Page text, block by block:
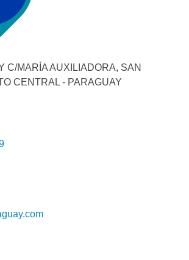
C/MARÍA AUXILIADORA, SAN
CENTRAL - PARAGUAY